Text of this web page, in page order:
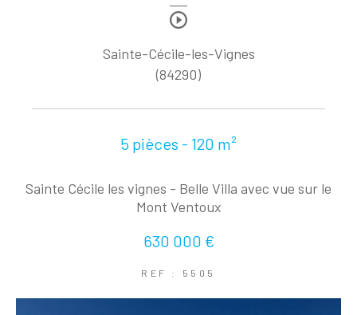
Sainte-Cécile-les-Vignes
(84290)
5 pièces - 120 m²
Sainte Cécile les vignes - Belle Villa avec vue sur le
Mont Ventoux
630 000 €
REF : 5505